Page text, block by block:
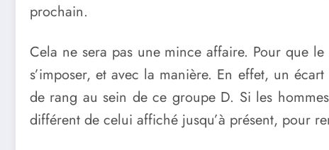
prochain.
Cela ne sera pas une mince affaire. Pour que
s’imposer, et avec la manière. En effet, un
de rang au sein de ce groupe D. Si les
différent de celui affiché jusqu’à présent, pour